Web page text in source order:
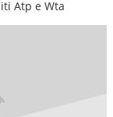
Atp e Wta